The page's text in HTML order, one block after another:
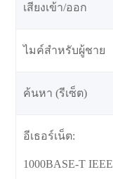
เสียงเข้า/ออก
ไมค์สำหรับผู้ชาย
ค้นหา (รีเซ็ต)
อีเธอร์เน็ต:
1000BASE-T IEEE